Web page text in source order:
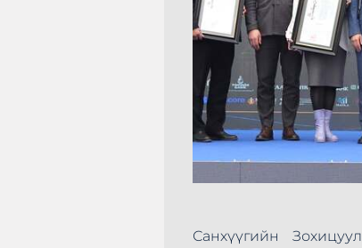
Санхүүгийн